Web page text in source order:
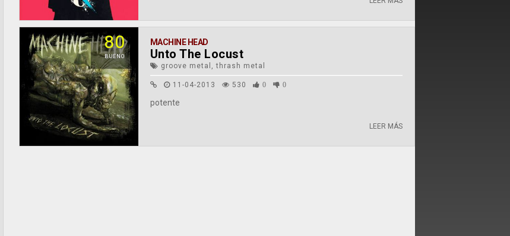
80
BUENO
MACHINE HEAD
Unto The Locust
groove metal, thrash metal
11-04-2013 530 0 0
potente
LEER MÁS